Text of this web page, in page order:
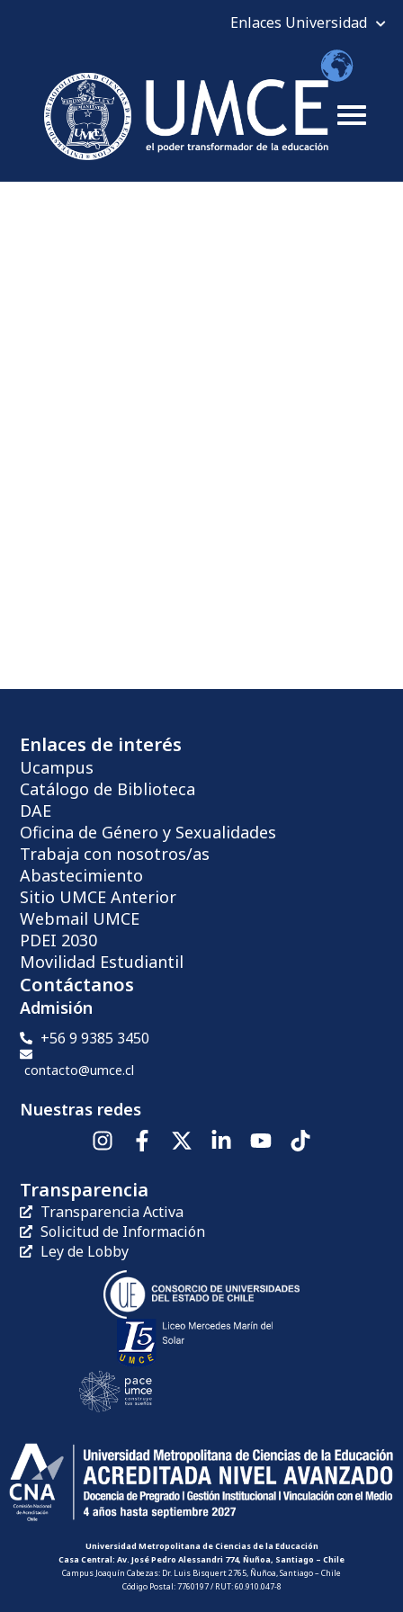
Enlaces de interés
Ucampus
Catálogo de Biblioteca
DAE
Oficina de Género y Sexualidades
Trabaja con nosotros/as
Abastecimiento
Sitio UMCE Anterior
Webmail UMCE
PDEI 2030
Movilidad Estudiantil
Contáctanos
Admisión
+56 9 9385 3450
contacto@umce.cl
Nuestras redes
Transparencia
Transparencia Activa
Solicitud de Información
Ley de Lobby
Universidad Metropolitana de Ciencias de la Educación
Casa Central: Av. José Pedro Alessandri 774, Ñuñoa, Santiago – Chile
Campus Joaquín Cabezas: Dr. Luis Bisquert 2765, Ñuñoa, Santiago – Chile
Código Postal: 7760197 / RUT: 60.910.047-8